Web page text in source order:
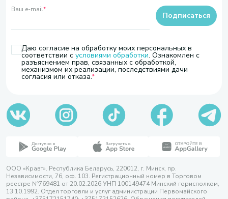
Ваш e-mail*
Даю согласие на обработку моих персональных в
соответствии с условиями обработки. Ознакомлен с
разъяснением прав, связанных с обработкой,
механизмом их реализации, последствиями дачи
согласия или отказа.
Подписаться
ООО «Кравт». Республика Беларусь, 220012, г. Минск, пр.
Независимости, 76, оф. 103. Регистрационный номер в Торговом
реестре №769481 от 20.02.2026 УНП 100149474 Минский горисполком,
13.10.1992. Отдел торговли и услуг администрации Первомайского